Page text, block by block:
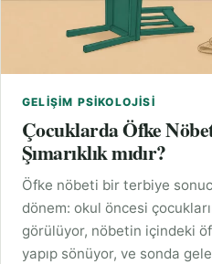
GELIŞIM PSIKOLOJISI
Çocuklarda Öfke
Şımarıklık mıdır?
Öfke nöbeti bir terbiye
dönem: okul öncesi
görülüyor, nöbetin içindeki
yapıp sönüyor, ve sonda